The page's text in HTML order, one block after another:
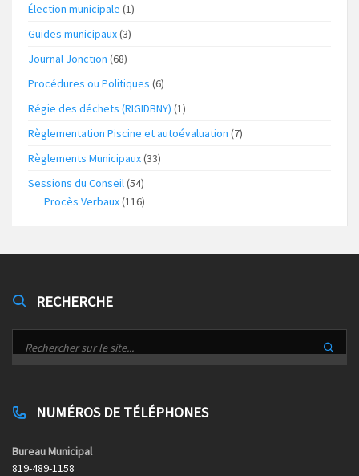
Élection municipale (1)
Guides municipaux(3)
Journal Jonction (68)
Procédures ou Politiques (6)
Régie des déchets (RIGIDBNY) (1)
Règlementation Piscine et autoévaluation (7)
Règlements Municipaux(33)
Sessions du Conseil(54)
Procès Verbaux(116)
RECHERCHE
NUMÉROS DE TÉLÉPHONES
Bureau Municipal
819-489-1158